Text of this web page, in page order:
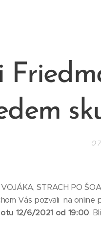
STRACH PO
Vás pozvali na
12/6/2021 od 19:00.